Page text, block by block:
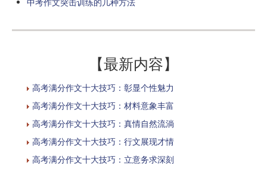
【最新内容】
高考满分作文十大技巧：彰显个性魅力
高考满分作文十大技巧：材料意象丰富
高考满分作文十大技巧：真情自然流淌
高考满分作文十大技巧：行文展现才情
高考满分作文十大技巧：立意务求深刻